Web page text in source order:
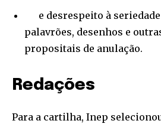
e desrespeito à seriedade
palavrões, desenhos e
propositais de anulação.
Redações
Para a cartilha, Inep